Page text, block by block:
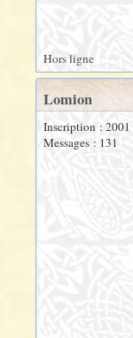
Hors ligne
Lomion
Inscription : 2001
Messages : 131